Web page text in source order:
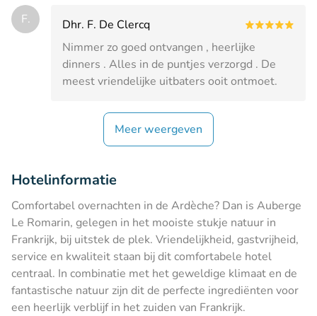
F.
Dhr. F. De Clercq
Nimmer zo goed ontvangen , heerlijke
dinners . Alles in de puntjes verzorgd . De
meest vriendelijke uitbaters ooit ontmoet.
Meer weergeven
Hotelinformatie
Comfortabel overnachten in de Ardèche? Dan is Auberge
Le Romarin, gelegen in het mooiste stukje natuur in
Frankrijk, bij uitstek de plek. Vriendelijkheid, gastvrijheid,
service en kwaliteit staan bij dit comfortabele hotel
centraal. In combinatie met het geweldige klimaat en de
fantastische natuur zijn dit de perfecte ingrediënten voor
een heerlijk verblijf in het zuiden van Frankrijk.